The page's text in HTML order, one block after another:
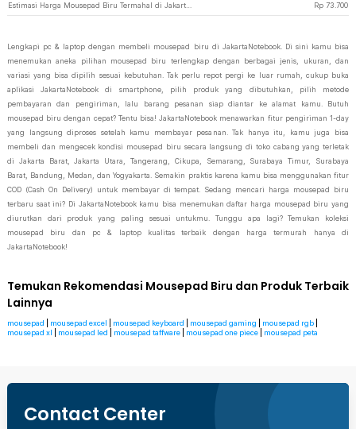
Rp 73.700
Lengkapi pc & laptop dengan membeli mousepad biru di JakartaNotebook. Di sini kamu bisa
menemukan aneka pilihan mousepad biru terlengkap dengan berbagai jenis, ukuran, dan
variasi yang bisa dipilih sesuai kebutuhan. Tak perlu repot pergi ke luar rumah, cukup buka
aplikasi JakartaNotebook di smartphone, pilih produk yang dibutuhkan, pilih metode
pembayaran dan pengiriman, lalu barang pesanan siap diantar ke alamat kamu. Butuh
mousepad biru dengan cepat? Tentu bisa! JakartaNotebook menawarkan fitur pengiriman 1-day
yang langsung diproses setelah kamu membayar pesanan. Tak hanya itu, kamu juga bisa
membeli dan mengecek kondisi mousepad biru secara langsung di toko cabang yang terletak
di Jakarta Barat, Jakarta Utara, Tangerang, Cikupa, Semarang, Surabaya Timur, Surabaya
Barat, Bandung, Medan, dan Yogyakarta. Semakin praktis karena kamu bisa menggunakan fitur
COD (Cash On Delivery) untuk membayar di tempat. Sedang mencari harga mousepad biru
terbaru saat ini? Di JakartaNotebook kamu bisa menemukan daftar harga mousepad biru yang
diurutkan dari produk yang paling sesuai untukmu. Tunggu apa lagi? Temukan koleksi
mousepad biru dan pc & laptop kualitas terbaik dengan harga termurah hanya di
JakartaNotebook!
Temukan Rekomendasi Mousepad Biru dan Produk Terbaik
Lainnya
mousepad mousepad excel mousepad keyboard mousepad gaming mousepad rgb
mousepad xl
mousepad led mousepad taffware mousepad one piece mousepad peta
Contact Center